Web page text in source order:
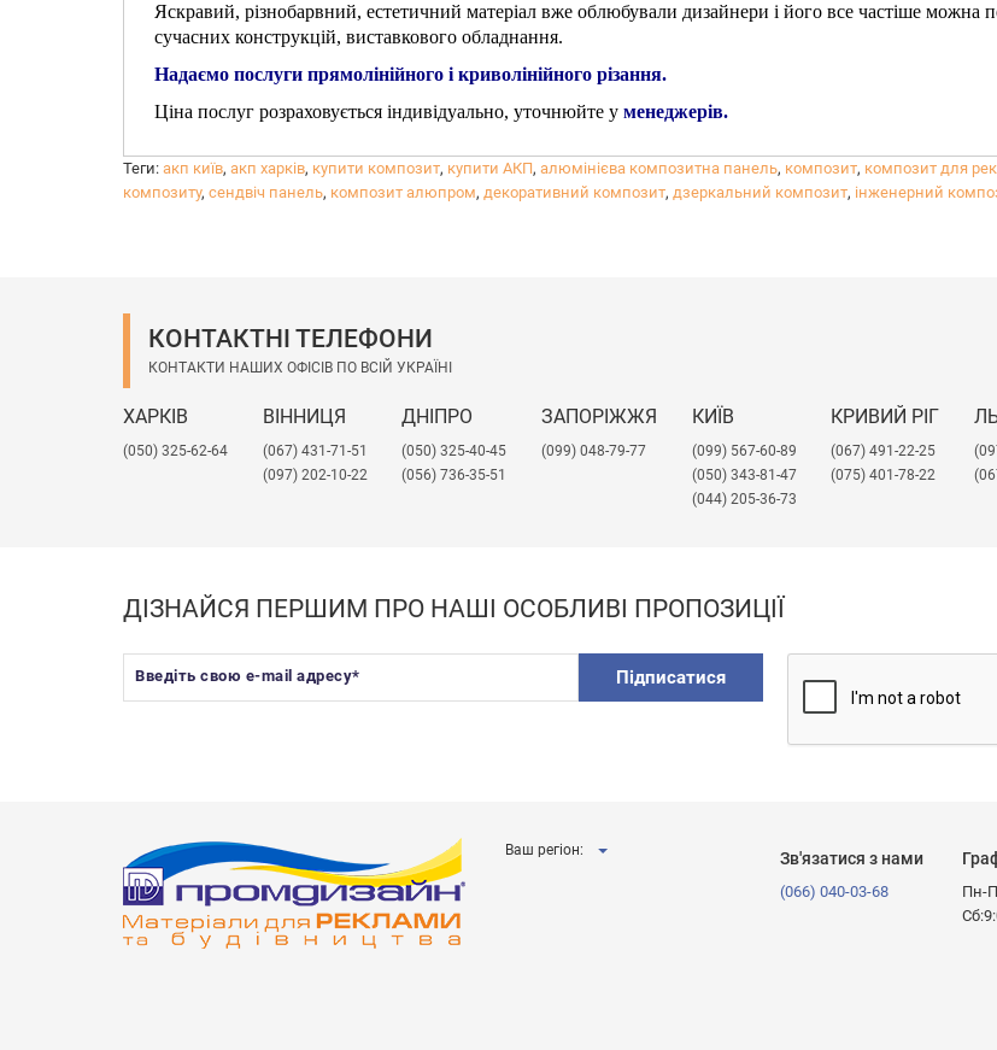
Яскравий, різнобарвний, естетичний матеріал вже облюбували дизайнери і його все частіше можна
сучасних конструкцій, виставкового обладнання.
Надаємо послуги прямолінійного і криволінійного різання.
Ціна послуг розраховується індивідуально, уточнюйте у менеджерів.
Теги: акп київ, акп харків, купити композит, купити АКП, алюмінієва композитна панель, композит, композит для
композиту, сендвіч панель, композит алюпром, декоративний композит, дзеркальний композит, інженерний
КОНТАКТНІ ТЕЛЕФОНИ
КОНТАКТИ НАШИХ ОФІСІВ ПО ВСІЙ УКРАЇНІ
ХАРКІВ
(050) 325-62-64
ВІННИЦЯ
(067) 431-71-51
(097) 202-10-22
ДНІПРО
(050) 325-40-45
(056) 736-35-51
ЗАПОРІЖЖЯ
(099) 048-79-77
КИЇВ
(099) 567-60-89
(050) 343-81-47
(044) 205-36-73
КРИВИЙ РІГ
(067) 491-22-25
(075) 401-78-22
ДІЗНАЙСЯ ПЕРШИМ ПРО НАШІ ОСОБЛИВІ ПРОПОЗИЦІЇ
Введіть свою e-mail адресу* Підписатися
Ваш регіон: Зв'язатися з нами
(066) 040-03-68
Пн-